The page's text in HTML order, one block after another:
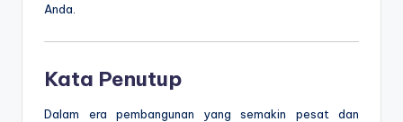
Anda.
Kata Penutup
Dalam era pembangunan yang semakin pesat dan